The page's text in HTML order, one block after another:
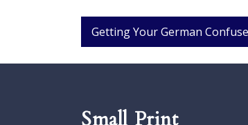
Post
navigation
Getting Your German
Small Print